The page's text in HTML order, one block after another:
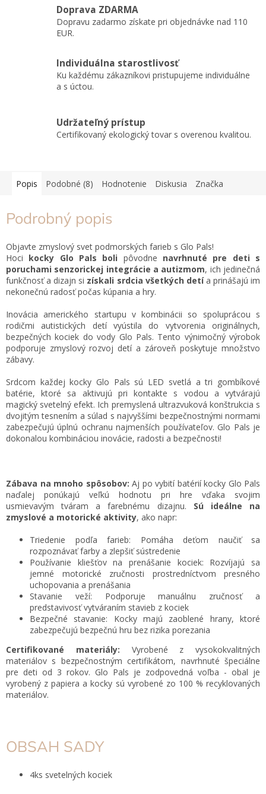
Doprava ZDARMA
Dopravu zadarmo získate pri objednávke nad 110
EUR.
Individuálna starostlivosť
Ku každému zákazníkovi pristupujeme individuálne
a s úctou.
Udržateľný prístup
Certifikovaný ekologický tovar s overenou kvalitou.
Popis Podobné (8) Hodnotenie Diskusia Značka
Podrobný popis
Objavte zmyslový svet podmorských farieb s Glo Pals!
Hoci kocky Glo Pals boli pôvodne navrhnuté pre deti s
poruchami senzorickej integrácie a autizmom, ich jedinečná
funkčnosť a dizajn si získali srdcia všetkých detía prinášajú im
nekonečnú radosť počas kúpania a hry.
Inovácia amerického startupu v kombinácii so spoluprácou s
rodičmi autistických detí vyústila do vytvorenia originálnych,
bezpečných kociek do vody Glo Pals. Tento výnimočný výrobok
podporuje zmyslový rozvoj detí a zároveň poskytuje množstvo
zábavy.
Srdcom každej kocky Glo Pals sú LED svetlá a tri gombíkové
batérie, ktoré sa aktivujú pri kontakte s vodou a vytvárajú
magický svetelný efekt. Ich premyslená ultrazvuková konštrukcia s
dvojitým tesnením a súlad s najvyššími bezpečnostnými normami
zabezpečujú úplnú ochranu najmenších používateľov. Glo Pals je
dokonalou kombináciou inovácie, radosti a bezpečnosti!
Zábava na mnoho spôsobov: Aj po vybití batérií kocky Glo Pals
naďalej ponúkajú veľkú hodnotu pri hre vďaka svojim
usmievavým tváram a farebnému dizajnu. Sú ideálne na
zmyslové a motorické aktivity, ako napr:
Triedenie podľa farieb: Pomáha deťom naučiť sa
rozpoznávať farby a zlepšiť sústredenie
Používanie kliešťov na prenášanie kociek: Rozvíjajú sa
jemné motorické zručnosti prostredníctvom presného
uchopovania a prenášania
Stavanie veží: Podporuje manuálnu zručnosť a
predstavivosť vytváraním stavieb z kociek
Bezpečné stavanie: Kocky majú zaoblené hrany, ktoré
zabezpečujú bezpečnú hru bez rizika porezania
Certifikované materiály: Vyrobené z vysokokvalitných
materiálov s bezpečnostným certifikátom, navrhnuté špeciálne
pre deti od 3 rokov. Glo Pals je zodpovedná voľba - obal je
vyrobený z papiera a kocky sú vyrobené zo 100 % recyklovaných
materiálov.
OBSAH SADY
4ks svetelných kociek